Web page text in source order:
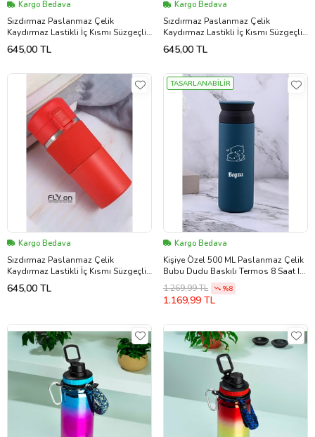
Kargo Bedava
Sızdırmaz Paslanmaz Çelik
Kaydırmaz Lastikli İç Kısmı Süzgeçli
Araç Ofis Çay Kahve Termos Mug
400 ML
645,00 TL
Kargo Bedava
Sızdırmaz Paslanmaz Çelik
Kaydırmaz Lastikli İç Kısmı Süzgeçli
Araç Ofis Çay Kahve Termos Mug
400 ML
645,00 TL
Kargo Bedava
Sızdırmaz Paslanmaz Çelik
Kaydırmaz Lastikli İç Kısmı Süzgeçli
Araç Ofis Çay Kahve Termos Mug
400 ML
645,00 TL
TASARLANABİLİR
Kargo Bedava
Kişiye Özel 500 ML Paslanmaz Çelik
Bubu Dudu Baskılı Termos 8 Saat Isı
Koruma Kahve ve Çay Termosu
(Mavi)
1.269,99 TL %8
1.169,99 TL